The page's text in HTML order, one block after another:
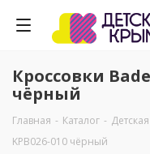
Кроссовки
чёрный
Главная - Каталог -
KPB026-010 чёрный